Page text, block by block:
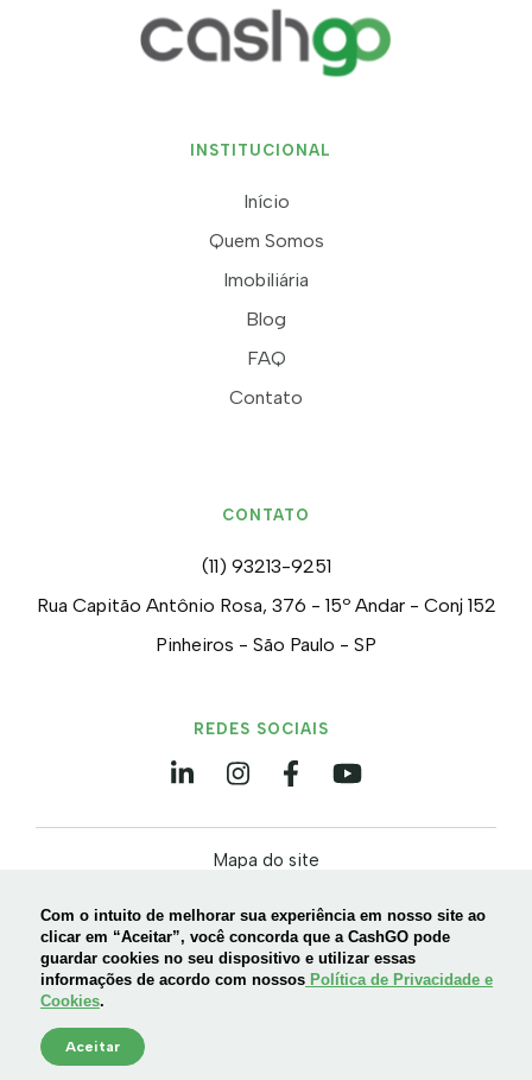
Com o intuito de melhorar sua experiência em nosso site ao
clicar em “Aceitar”, você concorda que a CashGO pode
guardar cookies no seu dispositivo e utilizar essas
informações de acordo com nossos Política de Privacidade e
Cookies.
Aceitar
INSTITUCIONAL
Início
Quem Somos
Imobiliária
Blog
FAQ
Contato
REDES SOCIAIS
CONTATO
(11) 93213-9251
Rua Capitão Antônio Rosa, 376 - 15º Andar - Conj 152
Pinheiros - São Paulo - SP
Mapa do site
Termos de uso
FINANCEIRAS E TECNOLOGIA LTDA – Todos os direitos reservados